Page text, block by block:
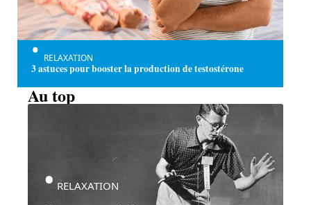
RELAXATION
3 astuces pour booster la production de testostérone
Au top
RELAXATION